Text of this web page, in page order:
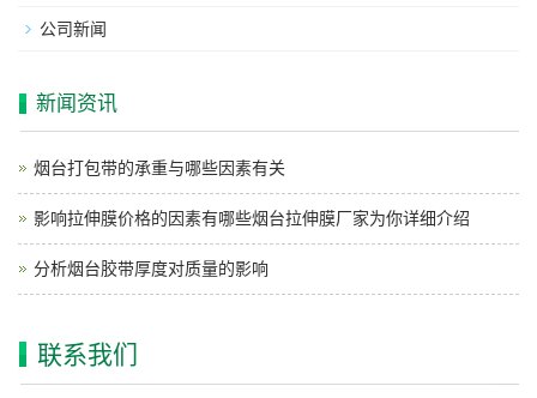
公司新闻
新闻资讯
烟台打包带的承重与哪些因素有关
影响拉伸膜价格的因素有哪些烟台拉伸膜厂家为你详细介绍
分析烟台胶带厚度对质量的影响
联系我们